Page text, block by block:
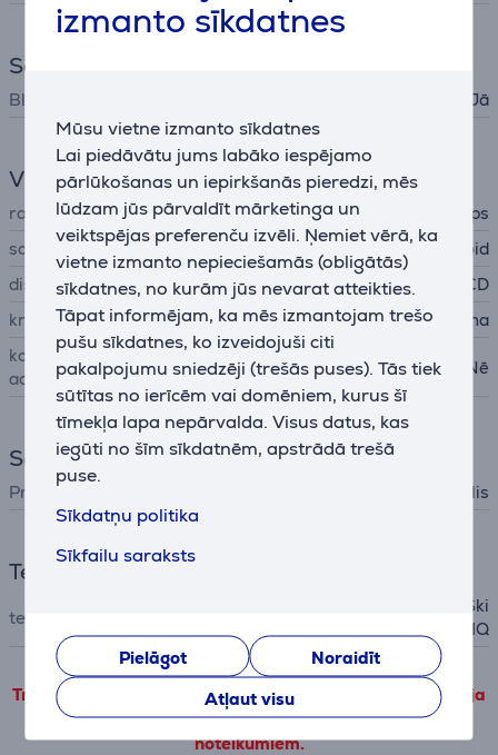
izmanto sīkdatnes
Mūsu vietne izmanto sīkdatnes
Lai piedāvātu jums labāko iespējamo
pārlūkošanas un iepirkšanās pieredzi, mēs
lūdzam jūs pārvaldīt mārketinga un
veiktspējas preferenču izvēli. Ņemiet vērā, ka
vietne izmanto nepieciešamās (obligātās)
sīkdatnes, no kurām jūs nevarat atteikties.
Tāpat informējam, ka mēs izmantojam trešo
pušu sīkdatnes, ko izveidojuši citi
pakalpojumu sniedzēji (trešās puses). Tās tiek
sūtītas no ierīcēm vai domēniem, kurus šī
tīmekļa lapa nepārvalda. Visus datus, kas
iegūti no šīm sīkdatnēm, apstrādā trešā
puse.
Sīkdatņu politika
Sīkfailu saraksts
Pielāgot
Noraidīt
Atļaut visu
Savienojumi
Bluetooth Jā
Vispārējais parametrs
ražotājs
Philips
saderīgs ar
iOS, Android
displejs
LCD
krāsa
melna
komplektā iekļauts strāvas
adapteris
Nē
Sejas kopšana
Prece skuveklis
Tehnoloģija
tehnoloģijas
Lift & Cut, DualPrecision, Ski
nIQ
Trešo pušu produkta informāciju var apskatīt tikai tad, ja
piekrītat mūsu veiktspējas sīkdatņu lietošanas
noteikumiem.